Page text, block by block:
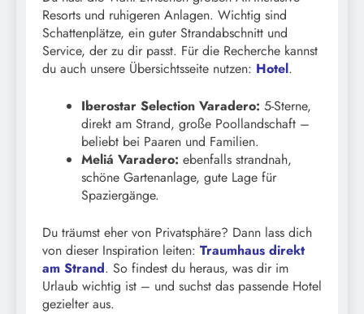
Resorts und ruhigeren Anlagen. Wichtig sind
Schattenplätze, ein guter Strandabschnitt und
Service, der zu dir passt. Für die Recherche kannst
du auch unsere Übersichtsseite nutzen: Hotel.
Iberostar Selection Varadero: 5-Sterne,
direkt am Strand, große Poollandschaft –
beliebt bei Paaren und Familien.
Meliá Varadero: ebenfalls strandnah,
schöne Gartenanlage, gute Lage für
Spaziergänge.
Du träumst eher von Privatsphäre? Dann lass dich
von dieser Inspiration leiten: Traumhaus direkt
am Strand. So findest du heraus, was dir im
Urlaub wichtig ist – und suchst das passende Hotel
gezielter aus.